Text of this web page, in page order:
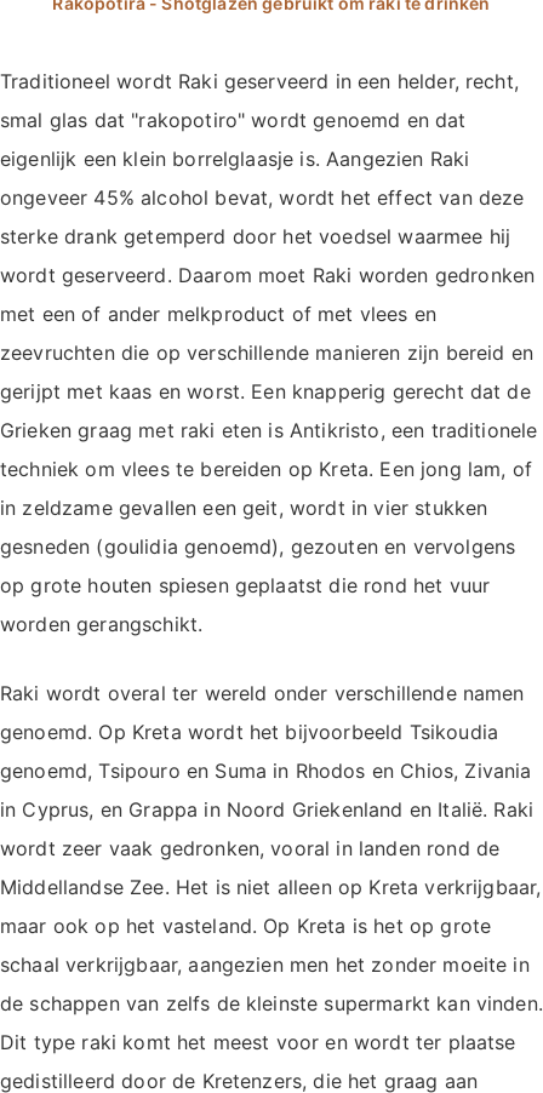
Traditioneel wordt Raki geserveerd in een helder, recht,
smal glas dat "rakopotiro" wordt genoemd en dat
eigenlijk een klein borrelglaasje is. Aangezien Raki
ongeveer 45% alcohol bevat, wordt het effect van deze
sterke drank getemperd door het voedsel waarmee hij
wordt geserveerd. Daarom moet Raki worden gedronken
met een of ander melkproduct of met vlees en
zeevruchten die op verschillende manieren zijn bereid en
gerijpt met kaas en worst. Een knapperig gerecht dat de
Grieken graag met raki eten is Antikristo, een traditionele
techniek om vlees te bereiden op Kreta. Een jong lam, of
in zeldzame gevallen een geit, wordt in vier stukken
gesneden (goulidia genoemd), gezouten en vervolgens
op grote houten spiesen geplaatst die rond het vuur
worden gerangschikt.
Raki wordt overal ter wereld onder verschillende namen
genoemd. Op Kreta wordt het bijvoorbeeld Tsikoudia
genoemd, Tsipouro en Suma in Rhodos en Chios, Zivania
in Cyprus, en Grappa in Noord Griekenland en Italië. Raki
wordt zeer vaak gedronken, vooral in landen rond de
Middellandse Zee. Het is niet alleen op Kreta verkrijgbaar,
maar ook op het vasteland. Op Kreta is het op grote
schaal verkrijgbaar, aangezien men het zonder moeite in
de schappen van zelfs de kleinste supermarkt kan vinden.
Dit type raki komt het meest voor en wordt ter plaatse
gedistilleerd door de Kretenzers, die het graag aan